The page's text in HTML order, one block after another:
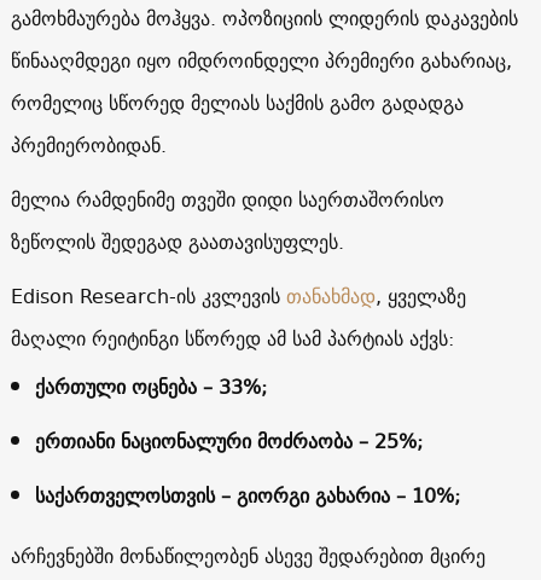
გამოხმაურება მოჰყვა. ოპოზიციის ლიდერის დაკავების
წინააღმდეგი იყო იმდროინდელი პრემიერი გახარიაც,
რომელიც სწორედ მელიას საქმის გამო გადადგა
პრემიერობიდან.
მელია რამდენიმე თვეში დიდი საერთაშორისო
ზეწოლის შედეგად გაათავისუფლეს.
Edison Research-ის კვლევისთანახმად, ყველაზე
მაღალი რეიტინგი სწორედ ამ სამ პარტიას აქვს:
ქართული ოცნება – 33%;
ერთიანი ნაციონალური მოძრაობა – 25%;
საქართველოსთვის – გიორგი გახარია – 10%;
არჩევნებში მონაწილეობენ ასევე შედარებით მცირე